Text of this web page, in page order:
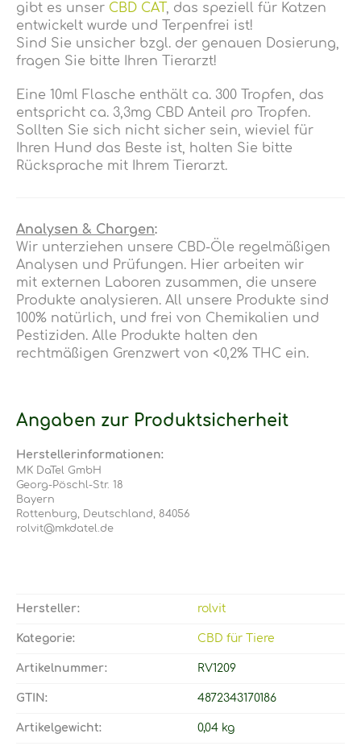
gibt es unser CBD CAT, das speziell für Katzen
entwickelt wurde und Terpenfrei ist!
Sind Sie unsicher bzgl. der genauen Dosierung,
fragen Sie bitte Ihren Tierarzt!
Eine 10ml Flasche enthält ca. 300 Tropfen, das
entspricht ca. 3,3mg CBD Anteil pro Tropfen.
Sollten Sie sich nicht sicher sein, wieviel für
Ihren Hund das Beste ist, halten Sie bitte
Rücksprache mit Ihrem Tierarzt.
Analysen & Chargen:
Wir unterziehen unsere CBD-Öle regelmäßigen
Analysen und Prüfungen. Hier arbeiten wir
mit externen Laboren zusammen, die unsere
Produkte analysieren. All unsere Produkte sind
100% natürlich, und frei von Chemikalien und
Pestiziden. Alle Produkte halten den
rechtmäßigen Grenzwert von <0,2% THC ein.
Angaben zur Produktsicherheit
Herstellerinformationen:
MK DaTel GmbH
Georg-Pöschl-Str. 18
Bayern
Rottenburg, Deutschland, 84056
rolvit@mkdatel.de
Hersteller: rolvit
Kategorie: CBD für Tiere
Artikelnummer: RV1209
GTIN: 4872343170186
Artikelgewicht‍: 0,04 kg